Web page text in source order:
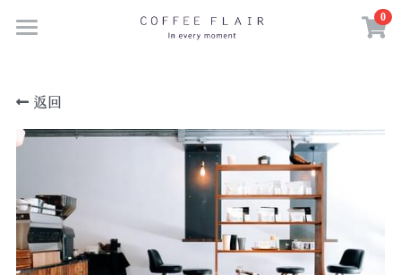
0
Online CafeShop
來去福擂兒
預約|SODA by coffeeflair 東門
消費須知
500輯 / 質感生活
COFFEE FLAIR攜手PIKOO x Johnnp快閃誠
Facebook
返回
×
商品分類
所有商品分類